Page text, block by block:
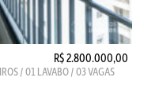
R$ 2.800.000,00
/ 01 LAVABO / 03 VAGAS